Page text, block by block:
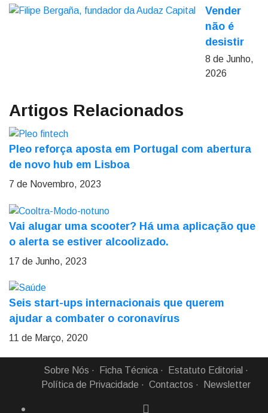
Vender
não é
desistir
8 de Junho,
2026
Artigos Relacionados
Pleo reforça aposta em Portugal com abertura
de novo hub em Lisboa
7 de Novembro, 2023
Vai alugar uma scooter? Há uma aplicação que
o alerta se estiver alcoolizado.
17 de Junho, 2023
Seis start-ups internacionais que querem
ajudar a combater o coronavírus
11 de Março, 2020
Sobre Nós Ficha Técnica
Estatuto Editorial
Política de Privacidade
Contactos Newsletter